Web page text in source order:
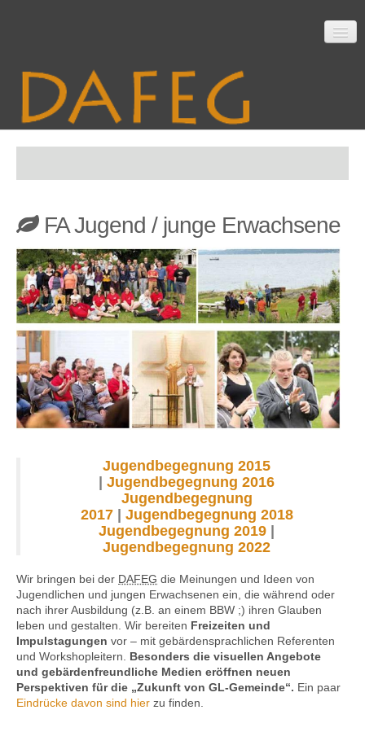
Mitarbeit
Material
Themen
Kontakt
FA Jugend / junge Erwachsene
Jugendbegegnung 2015
Jugendbegegnung 2016
Jugendbegegnung
2017| Jugendbegegnung 2018
Jugendbegegnung 2019
Jugendbegegnung 2022
Wir bringen bei der DAFEG die Meinungen und Ideen von
Jugendlichen und jungen Erwachsenen ein, die während oder
nach ihrer Ausbildung (z.B. an einem BBW ;) ihren Glauben
leben und gestalten. Wir bereiten Freizeiten und
Impulstagungen vor – mit gebärdensprachlichen Referenten
und Workshopleitern. Besonders die visuellen Angebote
und gebärdenfreundliche Medien eröffnen neuen
Perspektiven für die „Zukunft von GL-Gemeinde“. Ein paar
Eindrücke davon sind hier zu finden.